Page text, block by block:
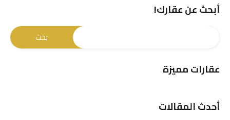
أبحث عن عقارك!
عقارات مميزة
أحدث المقالات